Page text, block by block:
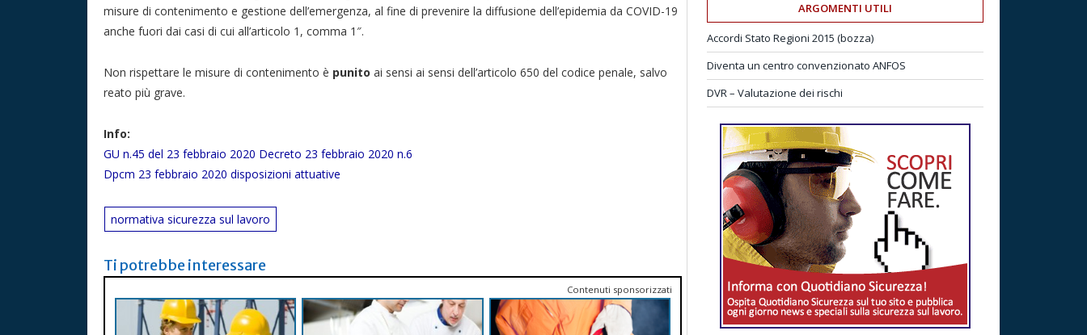
misure di contenimento e gestione dell’emergenza, al fine di prevenire la diffusione dell’epidemia da COVID-19
anche fuori dai casi di cui all’articolo 1, comma 1″.
Non rispettare le misure di contenimento è punito ai sensi ai sensi dell’articolo 650 del codice penale, salvo
reato più grave.
Info:
GU n.45 del 23 febbraio 2020 Decreto 23 febbraio 2020 n.6
Dpcm 23 febbraio 2020 disposizioni attuative
normativa sicurezza sul lavoro
Ti potrebbe interessare
Contenuti sponsorizzati
ARGOMENTI UTILI
Accordi Stato Regioni 2015 (bozza)
Diventa un centro convenzionato ANFOS
DVR – Valutazione dei rischi